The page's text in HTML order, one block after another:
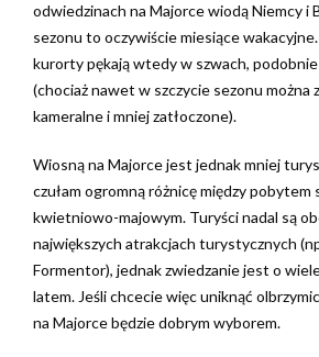
odwiedzinach na Majorce wiodą Niemcy i
sezonu to oczywiście miesiące
kurorty pękają wtedy w szwach,
(chociaż nawet w szczycie sezonu można
kameralne i mniej zatłoczone).
Wiosną na Majorce jest jednak mniej
czułam ogromną różnicę między pobytem
kwietniowo-majowym. Turyści nadal są
największych atrakcjach turystycznych
Formentor), jednak zwiedzanie jest o
latem. Jeśli chcecie więc uniknąć
na Majorce będzie dobrym wyborem.